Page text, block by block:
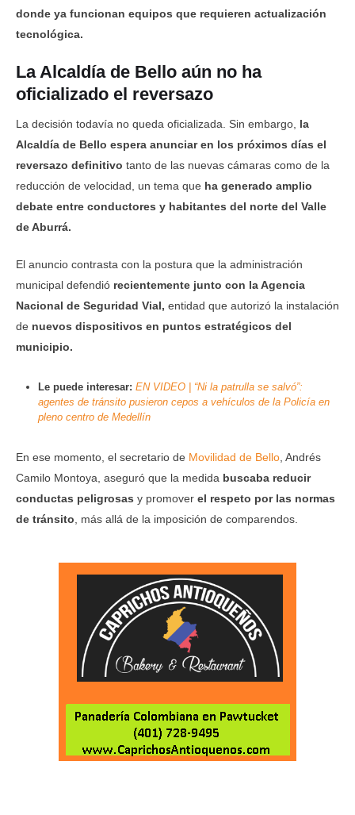
donde ya funcionan equipos que requieren actualización
tecnológica.
La Alcaldía de Bello aún no ha
oficializado el reversazo
La decisión todavía no queda oficializada. Sin embargo, la
Alcaldía de Bello espera anunciar en los próximos días el
reversazo definitivo tanto de las nuevas cámaras como de la
reducción de velocidad, un tema que ha generado amplio
debate entre conductores y habitantes del norte del Valle
de Aburrá.
El anuncio contrasta con la postura que la administración
municipal defendió recientemente junto con la Agencia
Nacional de Seguridad Vial, entidad que autorizó la instalación
de nuevos dispositivos en puntos estratégicos del
municipio.
Le puede interesar: EN VIDEO | “Ni la patrulla se salvó”:
agentes de tránsito pusieron cepos a vehículos de la Policía en
pleno centro de Medellín
En ese momento, el secretario de Movilidad de Bello, Andrés
Camilo Montoya, aseguró que la medida buscaba reducir
conductas peligrosas y promover el respeto por las normas
de tránsito, más allá de la imposición de comparendos.